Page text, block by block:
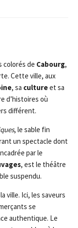
colorés de Cabourg,
Cette ville, aux
, sa cultureet sa
d’histoires où
différent.
, le sable fin
un spectacle dont
par le
, est le théâtre
suspendu.
ville. Ici, les saveurs
se
authentique. Le